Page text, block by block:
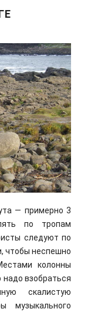
— примерно 3
по тропам
следуют по
чтобы неспешно
колонны
взобраться
скалистую
музыкального